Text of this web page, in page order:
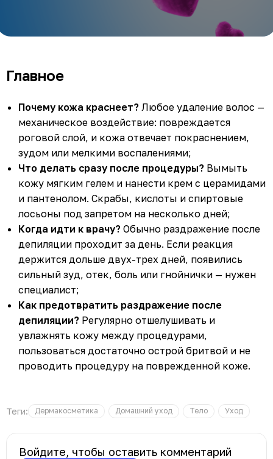
Главное
Почему кожа краснеет? Любое удаление волос —
механическое воздействие: повреждается
роговой слой, и кожа отвечает покраснением,
зудом или мелкими воспалениями;
Что делать сразу после процедуры? Вымыть
кожу мягким гелем и нанести крем с церамидами
и пантенолом. Скрабы, кислоты и спиртовые
лосьоны под запретом на несколько дней;
Когда идти к врачу? Обычно раздражение после
депиляции проходит за день. Если реакция
держится дольше двух-трех дней, появились
сильный зуд, отек, боль или гнойнички — нужен
специалист;
Как предотвратить раздражение после
депиляции? Регулярно отшелушивать и
увлажнять кожу между процедурами,
пользоваться достаточно острой бритвой и не
проводить процедуру на поврежденной коже.
Теги: Дермакосметика Домашний уход Тело Уход
Войдите, чтобы оставить комментарий